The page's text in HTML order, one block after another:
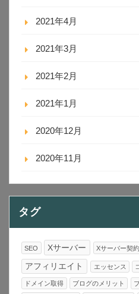
2021年4月
2021年3月
2021年2月
2021年1月
2020年12月
2020年11月
タグ
SEO Xサーバー Xサーバー契約
アフィリエイト エッセンス
ドメイン取得 ブログのメリット